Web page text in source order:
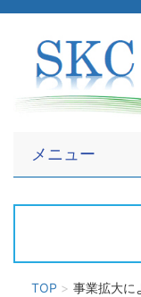
メニュー
TOP 事業拡大に